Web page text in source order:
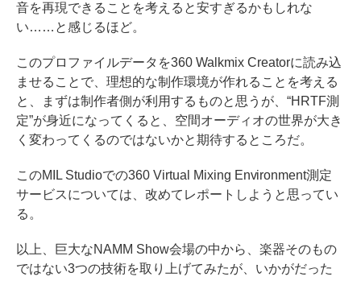
音を再現できることを考えると安すぎるかもしれな
い……と感じるほど。
このプロファイルデータを360 Walkmix Creatorに読み込
ませることで、理想的な制作環境が作れることを考える
と、まずは制作者側が利用するものと思うが、“HRTF測
定”が身近になってくると、空間オーディオの世界が大き
く変わってくるのではないかと期待するところだ。
このMIL Studioでの360 Virtual Mixing Environment測定
サービスについては、改めてレポートしようと思ってい
る。
以上、巨大なNAMM Show会場の中から、楽器そのもの
ではない3つの技術を取り上げてみたが、いかがだった